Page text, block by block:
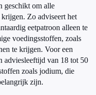
geschikt om alle
Zo adviseert het
eetpatroon alleen te
voedingsstoffen, zoals
te krijgen. Voor een
adviesleeftijd van 18 tot 50
zoals jodium, die
zijn.